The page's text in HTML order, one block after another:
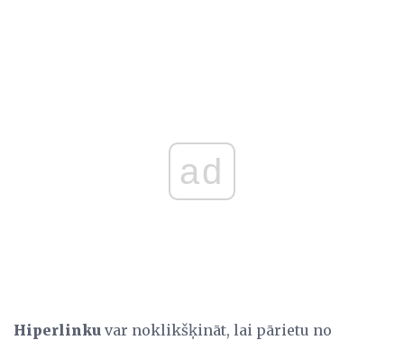
ad
Hiperlinku var noklikšķināt, lai pārietu no